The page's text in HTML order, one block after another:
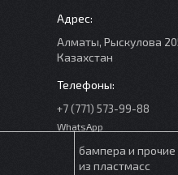
бампера и прочие
из пластмасс
Алматы, Рыскулова
Казахстан
+7 (771) 573-99-88
WhatsApp